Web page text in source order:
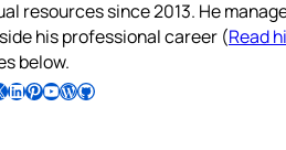
resources since 2013. He
his professional career (Read
below.
Follow Pradeep on LinkedIn Follow Pradeep on Pinterest Subscribe to Pradeep’s Youtube Channel Follow Pradeep on WordPress Follow Pradeep on GitHub